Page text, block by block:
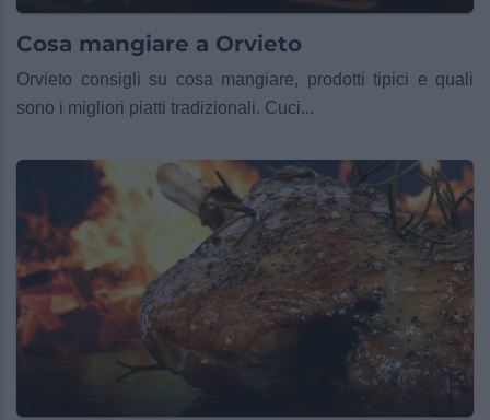
Cosa mangiare a Orvieto
Orvieto consigli su cosa mangiare, prodotti tipici e quali
sono i migliori piatti tradizionali. Cuci...